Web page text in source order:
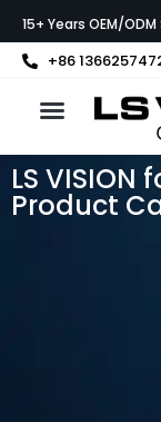
atla15+ Years OEM/
+86
LS VISION
Product